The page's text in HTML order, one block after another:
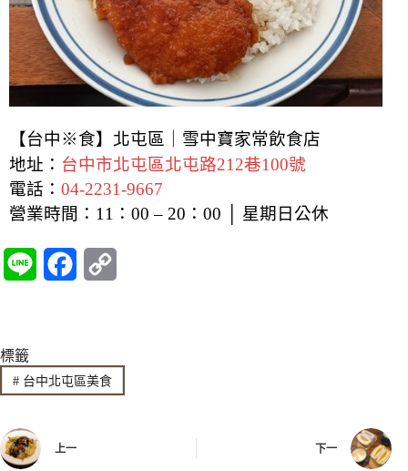
【台中※食】北屯區｜雪中寶家常飲食店
地址： 台中市北屯區北屯路212巷100號
電話： 04-2231-9667
營業時間：11：00 – 20：00 │ 星期日公休
e e
b
y
L
標籤
#台中北屯區美食
上一 下一